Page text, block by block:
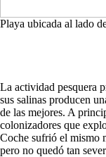
Playa ubicada al lado
La actividad pesquera
sus salinas producen
de las mejores. A
colonizadores que
Coche sufrió el mismo
pero no quedó tan